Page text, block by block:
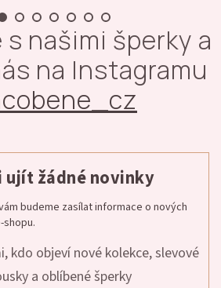
našimi šperky a
na Instagramu
ujít žádné novinky
budeme zasílat informace o nových
kdo objeví nové kolekce, slevové
a oblíbené šperky